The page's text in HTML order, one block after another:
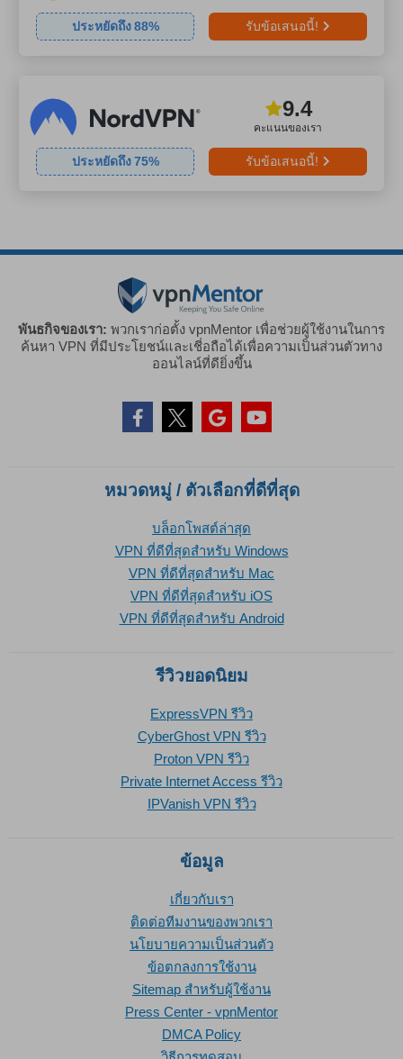
ประหยัดถึง 88% รับข้อเสนอนี้!
คะแนนของเรา
9.4
ประหยัดถึง 75% รับข้อเสนอนี้!
พันธกิจของเรา: พวกเราก่อตั้ง vpnMentor เพื่อช่วยผู้ใช้งานในการ
ค้นหา VPN ที่มีประโยชน์และเชี่อถือได้เพื่อความเป็นส่วนตัวทาง
ออนไลน์ที่ดียิ่งขึ้น
หมวดหมู่ / ตัวเลือกที่ดีที่สุด
บล็อกโพสต์ล่าสุด
VPN ที่ดีที่สุดสำหรับ Windows
VPN ที่ดีที่สุดสำหรับ Mac
VPN ที่ดีที่สุดสำหรับ iOS
VPN ที่ดีที่สุดสำหรับ Android
รีวิวยอดนิยม
ExpressVPN รีวิว
CyberGhost VPN รีวิว
Proton VPN รีวิว
Private Internet Access รีวิว
IPVanish VPN รีวิว
ข้อมูล
เกี่ยวกับเรา
ติดต่อทีมงานของพวกเรา
นโยบายความเป็นส่วนตัว
ข้อตกลงการใช้งาน
Sitemap สำหรับผู้ใช้งาน
Press Center - vpnMentor
DMCA Policy